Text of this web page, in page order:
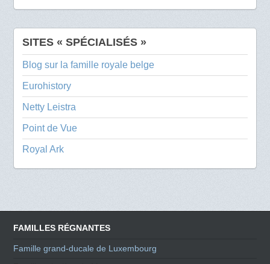
SITES « SPÉCIALISÉS »
Blog sur la famille royale belge
Eurohistory
Netty Leistra
Point de Vue
Royal Ark
FAMILLES RÉGNANTES
Famille grand-ducale de Luxembourg